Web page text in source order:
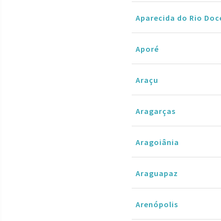
Aparecida do Rio
Aporé
Araçu
Aragarças
Aragoiânia
Araguapaz
Arenópolis